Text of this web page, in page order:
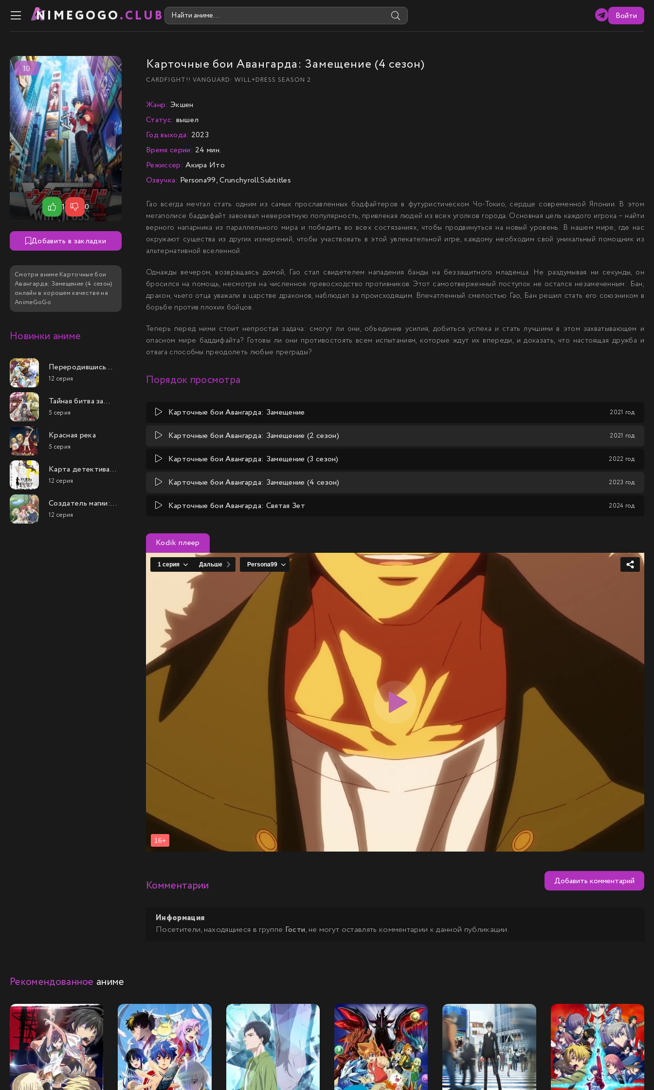
NIMEGOGO.CLUB Войти
Карточные бои Авангарда: Замещение (4 сезон)
CARDFIGHT!! VANGUARD: WILL+DRESS SEASON 2
10
1 0
Добавить в закладки
Смотри аниме Карточные бои
Авангарда: Замещение (4 сезон)
онлайн в хорошем качестве на
AnimeGoGo
Новинки аниме
Переродившись
аристократом-
неудачником, я
свободное время,
чтобы стать
12 серия
Тайная битва за
престол
сильнейшего
5 серия
Красная река
5 серия
Карта детектива
Такао Амэку
12 серия
Создатель магии:
Как создать
волшебство в
12 серия
Жанр: Экшен
Статус: вышел
Год выхода: 2023
Время серии: 24 мин.
Режиссер: Акира Ито
Озвучка: Persona99, Crunchyroll.Subtitles
Гао всегда мечтал стать одним из самых прославленных бэдфайтеров в футуристическом Чо-Токио, сердце современной Японии. В этом
мегаполисе баддифайт завоевал невероятную популярность, привлекая людей из всех уголков города. Основная цель каждого игрока – найти
верного напарника из параллельного мира и победить во всех состязаниях, чтобы продвинуться на новый уровень. В нашем мире, где нас
окружают существа из других измерений, чтобы участвовать в этой увлекательной игре, каждому необходим свой уникальный помощник из
альтернативной вселенной.
Однажды вечером, возвращаясь домой, Гао стал свидетелем нападения банды на беззащитного младенца. Не раздумывая ни секунды, он
бросился на помощь, несмотря на численное превосходство противников. Этот самоотверженный поступок не остался незамеченным: Бан,
дракон, чьего отца уважали в царстве драконов, наблюдал за происходящим. Впечатленный смелостью Гао, Бан решил стать его союзником в
борьбе против плохих бойцов.
Теперь перед ними стоит непростая задача: смогут ли они, объединив усилия, добиться успеха и стать лучшими в этом захватывающем и
опасном мире баддифайта? Готовы ли они противостоять всем испытаниям, которые ждут их впереди, и доказать, что настоящая дружба и
отвага способны преодолеть любые преграды?
Порядок просмотра
Карточные бои Авангарда: Замещение 2021 год
Карточные бои Авангарда: Замещение (2 сезон) 2021 год
Карточные бои Авангарда: Замещение (3 сезон) 2022 год
Карточные бои Авангарда: Замещение (4 сезон) 2023 год
Карточные бои Авангарда: Святая Зет 2024 год
Kodik плеер
Комментарии Добавить комментарий
Информация
Посетители, находящиеся в группе Гости, не могут оставлять комментарии к данной публикации.
Рекомендованное аниме